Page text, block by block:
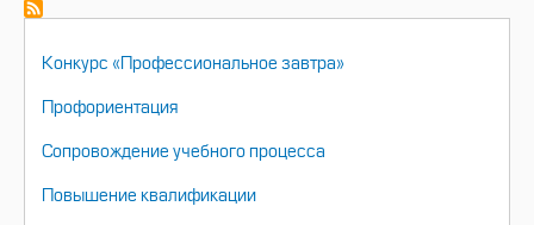
Конкурс «Профессиональное завтра»
Профориентация
Сопровождение учебного процесса
Повышение квалификации